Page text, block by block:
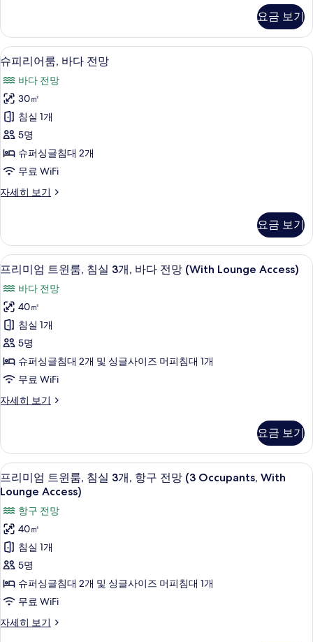
사
진
모
두
보
기
룸,
항
구
전
망
(Grande)
자
세
히
보
기
요금 보기
슈
피
리
어
룸,
바
다
전
망
진
모
두
보
기
슈피리어룸, 바다 전망 | 오리/거위털
4
슈피리어룸, 바다 전망
바다 전망
30㎡
침실 1개
5명
슈퍼싱글침대 2개
무료 WiFi
자세히 보기
슈
룸,
바
다
망
자
세
히
보
기
요금 보기
프
미
엄
트
윈
룸,
침
실
개,
바
다
전
망
(With
Lounge
Access)
사
진
모
오리/거위털 이불, 객실 내 금고, 무료
4
프리미엄 트윈룸, 침실 3개, 바다 전망 (With Lounge Access)
바다 전망
40㎡
침실 1개
5명
슈퍼싱글침대 2개 및 싱글사이즈 머피침대 1개
무료 WiFi
자세히 보기
프
트
윈
룸,
침
3
개,
바
다
전
(With
Lounge
자
요금 보기
프
리
미
엄
트
윈
룸,
침
실
3
오리/거위털 이불, 객실 내 금고, 무료
4
프리미엄 트윈룸, 침실 3개, 항구 전망 (3 Occupants, With
Lounge Access)
항구 전망
40㎡
침실 1개
5명
슈퍼싱글침대 2개 및 싱글사이즈 머피침대 1개
무료 WiFi
자세히 보기
프